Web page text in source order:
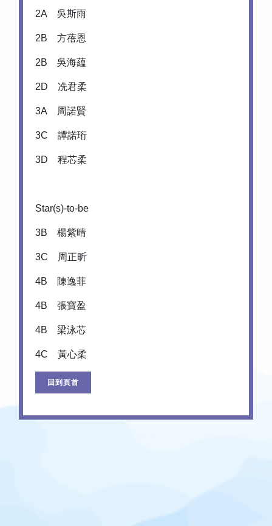
2A 吳斯雨
2B 方蓓恩
2B 吳海藴
2D 冼君柔
3A 周諾賢
3C 譚諾珩
3D 程芯柔
Star(s)-to-be
3B 楊紫晴
3C 周正昕
4B 陳逸菲
4B 張寶盈
4B 梁泳芯
4C 黃心柔
回到頁首